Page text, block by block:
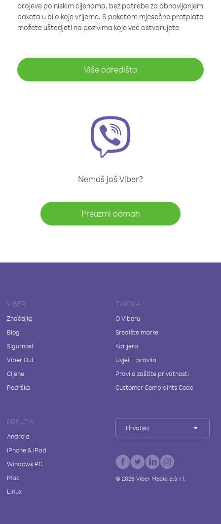
brojeve po niskim cijenama, bez potrebe za obnavljanjem
paketa u bilo koje vrijeme. S paketom mjesečne pretplate
možete uštedjeti na pozivima koje već ostvarujete
Više odredišta
Nemaš još Viber?
Preuzmi odmah
VIBER
Značajke
Blog
Sigurnost
Viber Out
Cijene
Podrška
TVRTKA
O Viberu
Središte marke
Karijera
Uvjeti i pravila
Pravila zaštite privatnosti
Customer Complaints Code
PREUZMI
Android
iPhone & iPad
Windows PC
Mac
Linux
Hrvatski
© 2026Viber Media S.à r.l.